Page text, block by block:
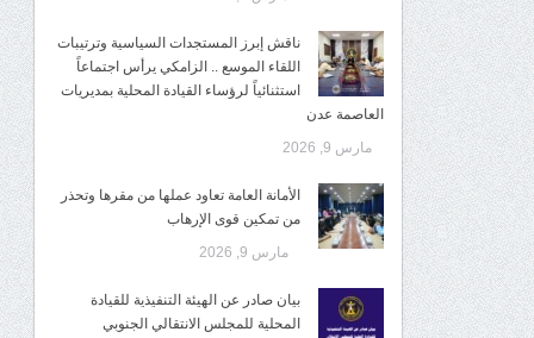
ناقش إبرز المستجدات السياسية وترتيبات
اللقاء الموسع .. الزامكي يرأس اجتماعاً
استثنائياً لرؤساء القيادة المحلية بمديريات
العاصمة عدن
مارس 9, 2026
الأمانة العامة تعاود عملها من مقرها وتحذر
من تمكين قوى الإرهاب
مارس 9, 2026
بيان صادر عن الهيئة التنفيذية للقيادة
المحلية للمجلس الانتقالي الجنوبي